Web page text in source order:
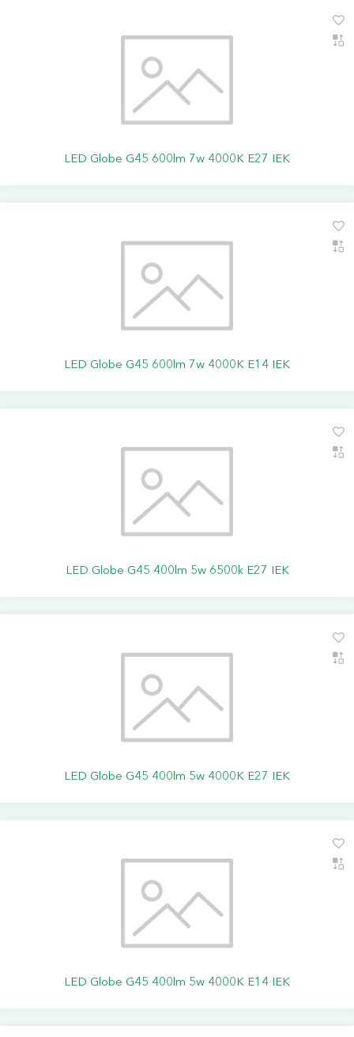
LED Globe G45 600lm 7w 4000K E27 IEK
LED Globe G45 600lm 7w 4000K E14 IEK
LED Globe G45 400lm 5w 6500k E27 IEK
LED Globe G45 400lm 5w 4000K E27 IEK
LED Globe G45 400lm 5w 4000K E14 IEK